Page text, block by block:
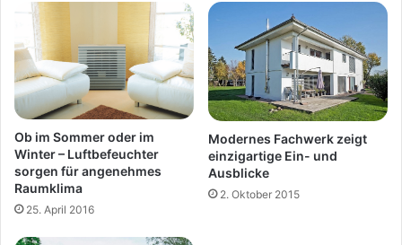
Ob im Sommer oder im
Winter – Luftbefeuchter
sorgen für angenehmes
Raumklima
25. April 2016
Modernes Fachwerk zeigt
einzigartige Ein- und
Ausblicke
2. Oktober 2015